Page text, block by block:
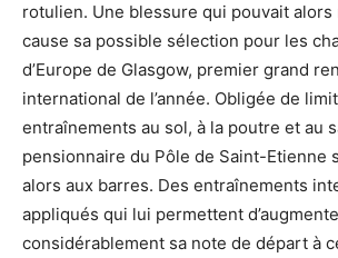
rotulien. Une blessure qui pouvait
cause sa possible sélection pour les
d’Europe de Glasgow, premier grand
international de l’année. Obligée de
entraînements au sol, à la poutre et au
pensionnaire du Pôle de Saint-Etienne
alors aux barres. Des entraînements
appliqués qui lui permettent
considérablement sa note de départ à